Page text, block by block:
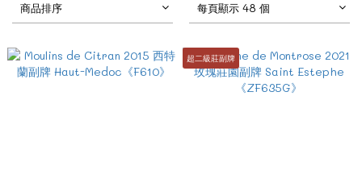
商品排序 每頁顯示 48 個
超二級莊副牌